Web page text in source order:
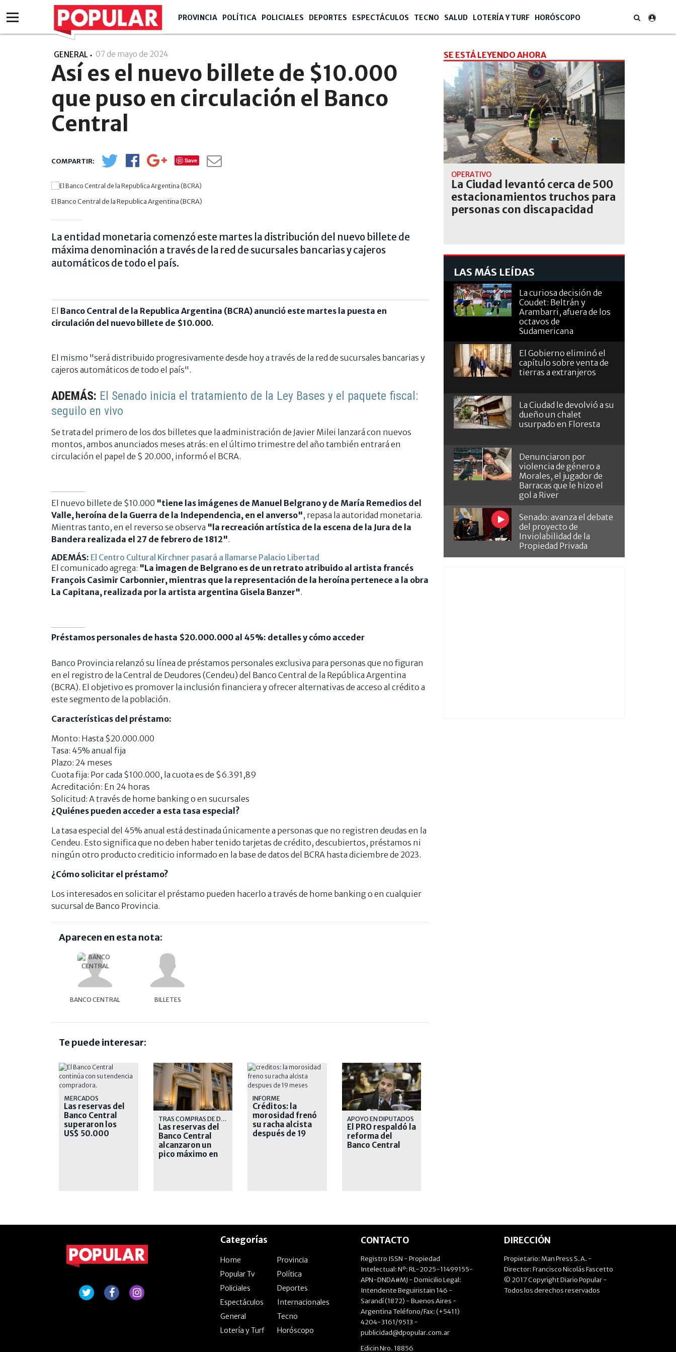
PROVINCIA POLÍTICA POLICIALES DEPORTES ESPECTÁCULOS TECNO SALUD LOTERÍA Y TURF HORÓSCOPO
GENERAL 07 de mayo de 2024
Así es el nuevo billete de $10.000
que puso en circulación el Banco
Central
Save
El Banco Central de la Republica Argentina (BCRA)
La entidad monetaria comenzó este martes la distribución del nuevo billete de
máxima denominación a través de la red de sucursales bancarias y cajeros
automáticos de todo el país.
El Banco Central de la Republica Argentina (BCRA) anunció este martes la puesta en
circulación del nuevo billete de $10.000.
El mismo "será distribuido progresivamente desde hoy a través de la red de sucursales bancarias y
cajeros automáticos de todo el país".
ADEMÁS: El Senado inicia el tratamiento de la Ley Bases y el paquete fiscal:
seguilo en vivo
Se trata del primero de los dos billetes que la administración de Javier Milei lanzará con nuevos
montos, ambos anunciados meses atrás: en el último trimestre del año también entrará en
circulación el papel de $ 20.000, informó el BCRA.
El nuevo billete de $10.000 "tiene las imágenes de Manuel Belgrano y de María Remedios del
Valle, heroína de la Guerra de la Independencia, en el anverso", repasa la autoridad monetaria.
Mientras tanto, en el reverso se observa "la recreación artística de la escena de la Jura de la
Bandera realizada el 27 de febrero de 1812".
ADEMÁS: El Centro Cultural Kirchner pasará a llamarse Palacio Libertad
El comunicado agrega: "La imagen de Belgrano es de un retrato atribuido al artista francés
François Casimir Carbonnier, mientras que la representación de la heroína pertenece a la obra
La Capitana, realizada por la artista argentina Gisela Banzer".
Préstamos personales de hasta $20.000.000 al 45%: detalles y cómo acceder
Banco Provincia relanzó su línea de préstamos personales exclusiva para personas que no figuran
en el registro de la Central de Deudores (Cendeu) del Banco Central de la República Argentina
(BCRA). El objetivo es promover la inclusión financiera y ofrecer alternativas de acceso al crédito a
este segmento de la población.
Características del préstamo:
Monto: Hasta $20.000.000
Tasa: 45% anual fija
Plazo: 24 meses
Cuota fija: Por cada $100.000, la cuota es de $6.391,89
Acreditación: En 24 horas
Solicitud: A través de home banking o en sucursales
¿Quiénes pueden acceder a esta tasa especial?
La tasa especial del 45% anual está destinada únicamente a personas que no registren deudas en la
Cendeu. Esto significa que no deben haber tenido tarjetas de crédito, descubiertos, préstamos ni
ningún otro producto crediticio informado en la base de datos del BCRA hasta diciembre de 2023.
¿Cómo solicitar el préstamo?
Los interesados en solicitar el préstamo pueden hacerlo a través de home banking o en cualquier
sucursal de Banco Provincia.
Aparecen en esta nota:
BANCO CENTRAL BILLETES
Te puede interesar:
MERCADOS
Las reservas del
Banco Central
superaron los
US$ 50.000
TRAS COMPRAS DE DÓLARES
Las reservas del
Banco Central
alcanzaron un
pico máximo en
INFORME
Créditos: la
morosidad frenó
su racha alcista
después de 19
APOYO EN DIPUTADOS
El PRO respaldó la
reforma del
Banco Central
SE ESTÁ LEYENDO AHORA
OPERATIVO
La Ciudad levantó cerca de 500
estacionamientos truchos para
personas con discapacidad
LAS MÁS LEÍDAS
La curiosa decisión de
Coudet: Beltrán y
Arambarri, afuera de los
octavos de
Sudamericana
El Gobierno eliminó el
capítulo sobre venta de
tierras a extranjeros
La Ciudad le devolvió a su
dueño un chalet
usurpado en Floresta
Denunciaron por
violencia de género a
Morales, el jugador de
Barracas que le hizo el
gol a River
Senado: avanza el debate
del proyecto de
Inviolabilidad de la
Propiedad Privada
Categorías
Home
Provincia
Popular Tv
Política
Policiales
Deportes
Espectáculos
Internacionales
General
Tecno
Lotería y Turf
Horóscopo
CONTACTO
Registro ISSN - Propiedad
Intelectual: Nº: RL-2025-11499155-
APN-DNDA#MJ - Domicilio Legal:
Intendente Beguiristain 146 -
Sarandí (1872) - Buenos Aires -
Argentina Teléfono/Fax: (+5411)
4204-3161/9513 -
publicidad@dpopular.com.ar
Edicin Nro. 18856
DIRECCIÓN
Propietario: Man Press S.A. -
Director: Francisco Nicolás Fascetto
© 2017 Copyright Diario Popular -
Todos los derechos reservados